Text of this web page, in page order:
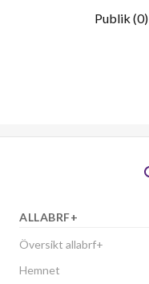
Publik (0)
ALLABRF+
Översikt allabrf+
Hemnet